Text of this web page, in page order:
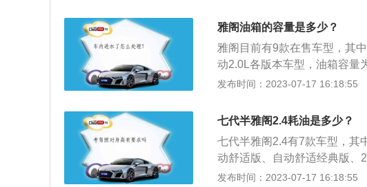
0L各版本车型的百公里油耗为
4km。日常行驶过程中，需要
油表进行读数的观察，如果没
仪表的燃油表一般有5到6格
路没油的情况发生。实际加油
口还有一定的空间，这个空间
胀，而不至于溢出油箱的安
生实际加油量比标定油箱容积
雅阁油箱的容量是多少？
雅阁目前有9款在售车型，其
动2.0L各版本车型，油箱容量
主也可以在汽车的配置单上查
耗为4.2-4.4L，加满一箱油可
要随时注意油箱的剩余油量
没有其他问题，油量的数值
格，一般燃油表还剩2格的时
加油过程中，油的量可能会超
发布时间：2023-07-17 16:18:55
七代半雅阁2.4耗油是多少？
七代半雅阁2.4有7款车型，其
动舒适版、自动舒适经典版、
170马力发动机的车型，
发布时间：2023-07-17 16:18:55